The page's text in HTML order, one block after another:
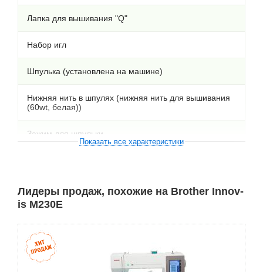
Лапка для вышивания "Q"
Набор игл
Шпулька (установлена на машине)
Нижняя нить в шпулях (нижняя нить для вышивания
(60wt, белая))
Зажим для шпульки
Ножницы
Прошивка
Показать все характеристики
Лидеры продаж, похожие на Brother Innov-
is M230E